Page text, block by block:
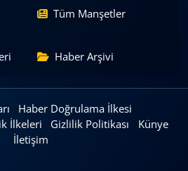
Tüm Manşetler
Haber Arşivi
Haber Doğrulama İlkesi
İlkeleri Gizlilik Politikası
Künye
İletişim